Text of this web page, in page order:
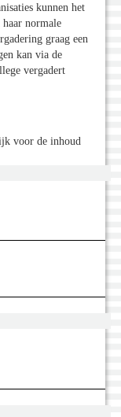
kunnen het
normale
graag een
kan via de
vergadert
voor de inhoud